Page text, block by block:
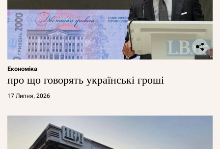
Економіка
про що говорять українські гроші
17 Липня, 2026